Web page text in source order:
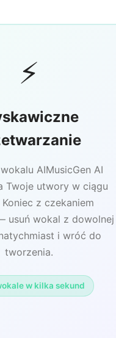
⚡
AIMusicGen AI
Twoje utwory w ciągu
Koniec z czekaniem
usuń wokal z dowolnej
i wróć do
tworzenia.
w kilka sekund